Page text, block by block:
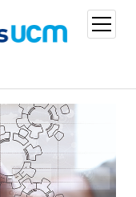
open
menu